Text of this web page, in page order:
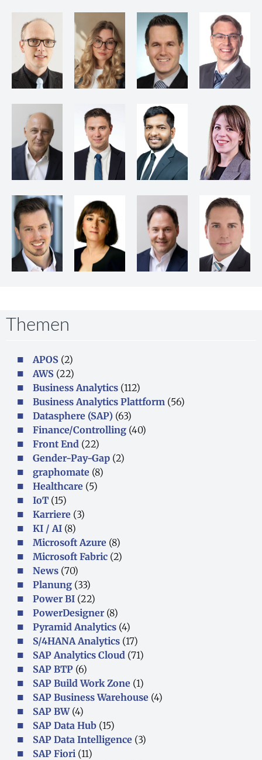
Themen
APOS (2)
AWS (22)
Business Analytics (112)
Business Analytics Plattform (56)
Datasphere (SAP) (63)
Finance/Controlling (40)
Front End (22)
Gender-Pay-Gap (2)
graphomate (8)
Healthcare (5)
IoT (15)
Karriere (3)
KI / AI (8)
Microsoft Azure (8)
Microsoft Fabric (2)
News (70)
Planung (33)
Power BI (22)
PowerDesigner (8)
Pyramid Analytics (4)
S/4HANA Analytics (17)
SAP Analytics Cloud (71)
SAP BTP (6)
SAP Build Work Zone (1)
SAP Business Warehouse (4)
SAP BW(4)
SAP Data Hub (15)
SAP Data Intelligence (3)
SAP Fiori (11)